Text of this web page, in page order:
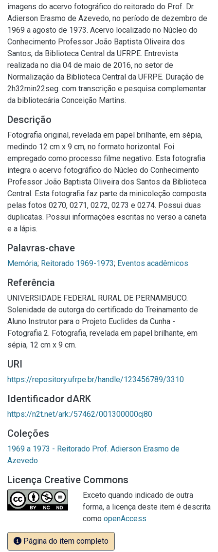
imagens do acervo fotográfico do reitorado do Prof. Dr.
Adierson Erasmo de Azevedo, no período de dezembro de
1969 a agosto de 1973. Acervo localizado no Núcleo do
Conhecimento Professor João Baptista Oliveira dos
Santos, da Biblioteca Central da UFRPE. Entrevista
realizada no dia 04 de maio de 2016, no setor de
Normalização da Biblioteca Central da UFRPE. Duração de
2h32min22seg. com transcrição e pesquisa complementar
da bibliotecária Conceição Martins.
Descrição
Fotografia original, revelada em papel brilhante, em sépia,
medindo 12 cm x 9 cm, no formato horizontal. Foi
empregado como processo filme negativo. Esta fotografia
integra o acervo fotográfico do Núcleo do Conhecimento
Professor João Baptista Oliveira dos Santos da Biblioteca
Central. Esta fotografia faz parte da minicoleção composta
pelas fotos 0270, 0271, 0272, 0273 e 0274. Possui duas
duplicatas. Possui informações escritas no verso a caneta
e a lápis.
Palavras-chave
Memória; Reitorado 1969-1973; Eventos acadêmicos
Referência
UNIVERSIDADE FEDERAL RURAL DE PERNAMBUCO.
Solenidade de outorga do certificado do Treinamento de
Aluno Instrutor para o Projeto Euclides da Cunha -
Fotografia 2. Fotografia, revelada em papel brilhante, em
sépia, 12 cm x 9 cm.
URI
https://repository.ufrpe.br/handle/123456789/3310
Identificador dARK
https://n2t.net/ark:/57462/001300000cj80
Coleções
1969 a 1973 - Reitorado Prof. Adierson Erasmo de
Azevedo
Licença Creative Commons
Exceto quando indicado de outra
forma, a licença deste item é descrita
como openAccess
Página do item completo